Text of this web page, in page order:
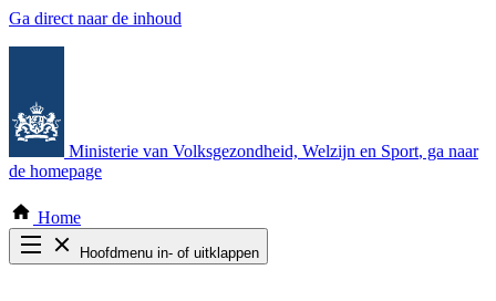
Ga direct naar de inhoud
Ministerie van Volksgezondheid, Welzijn en Sport, ga naar
de homepage
Home
Hoofdmenu in- of uitklappen